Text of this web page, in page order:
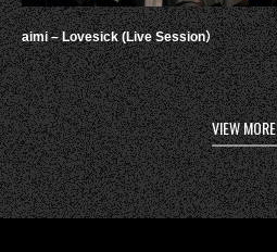
aimi – Lovesick (Live Session）
VIEW MORE